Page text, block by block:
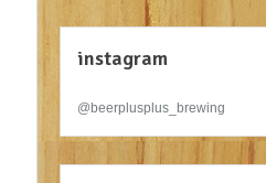
instagram
@beerplusplus_brewing